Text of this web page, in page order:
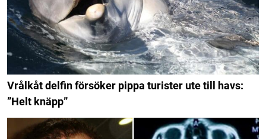
Vrålkåt delfin försöker pippa turister ute till havs:
”Helt knäpp”